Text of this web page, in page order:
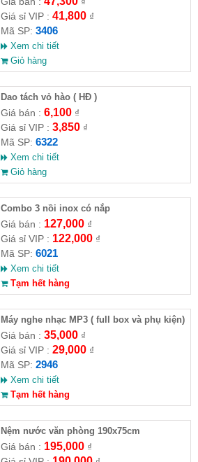
Giá sỉ VIP : 41,800₫
Mã SP: 3406
Xem chi tiết
Giỏ hàng
Dao tách vỏ hào ( HĐ )
Giá bán : 6,100₫
Giá sỉ VIP : 3,850₫
Mã SP: 6322
Xem chi tiết
Giỏ hàng
Combo 3 nồi inox có nắp
Giá bán : 127,000₫
Giá sỉ VIP : 122,000₫
Mã SP: 6021
Xem chi tiết
Tạm hết hàng
Máy nghe nhạc MP3 ( full box và phụ kiện)
Giá bán : 35,000₫
Giá sỉ VIP : 29,000₫
Mã SP: 2946
Xem chi tiết
Tạm hết hàng
Nệm nước văn phòng 190x75cm
Giá bán : 195,000₫